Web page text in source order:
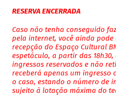
RESERVA ENCERRADA
Caso não tenha conseguido
pela internet, você ainda
recepção do Espaço Cultural
espetáculo, a partir das
ingressos reservados e não
receberá apenas um ingresso
o caso, estando o número de
sujeito à lotação máxima do